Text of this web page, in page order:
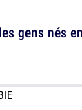
gens nés